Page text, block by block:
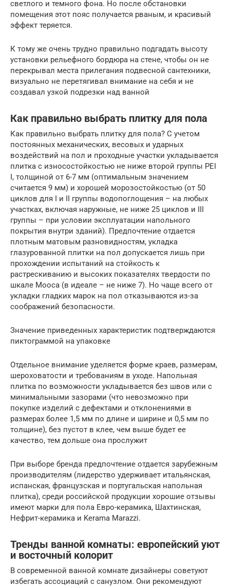
светлого и темного фона. Но после обстановки
помещения этот пояс получается рваным, и красивый
эффект теряется.
К тому же очень трудно правильно подгадать высоту
установки рельефного бордюра на стене, чтобы он не
перекрывал места прилегания подвесной сантехники,
визуально не перетягивал внимание на себя и не
создавал узкой подрезки над ванной
Как правильно выбрать плитку для пола
Как правильно выбрать плитку для пола? С учетом
постоянных механических, весовых и ударных
воздействий на пол и проходные участки укладывается
плитка с износостойкостью не ниже второй группы PEI
I, толщиной от 6-7 мм (оптимальным значением
считается 9 мм) и хорошей морозостойкостью (от 50
циклов для I и II группы водопоглощения – на любых
участках, включая наружные, не ниже 25 циклов и III
группы – при условии эксплуатации напольного
покрытия внутри зданий). Предпочтение отдается
плотным матовым разновидностям, укладка
глазурованной плитки на пол допускается лишь при
прохождении испытаний на стойкость к
растрескиванию и высоких показателях твердости по
шкале Мооса (в идеале – не ниже 7). Но чаще всего от
укладки гладких марок на пол отказываются из-за
соображений безопасности.
Значение приведенных характеристик подтверждаются
пиктограммой на упаковке
Отдельное внимание уделяется форме краев, размерам,
шероховатости и требованиям в уходе. Напольная
плитка по возможности укладывается без швов или с
минимальными зазорами (что невозможно при
покупке изделий с дефектами и отклонениями в
размерах более 1,5 мм по длине и ширине и 0,5 мм по
толщине), без пустот в клее, чем выше будет ее
качество, тем дольше она прослужит
При выборе бренда предпочтение отдается зарубежным
производителям (лидерство удерживает итальянская,
испанская, французская и португальская напольная
плитка), среди российской продукции хорошие отзывы
имеют марки для пола Евро-керамика, Шахтинская,
Нефрит-керамика и Kerama Marazzi.
Тренды ванной комнаты: европейский уют
и восточный колорит
В современной ванной комнате дизайнеры советуют
избегать ассоциаций с санузлом. Они рекомендуют